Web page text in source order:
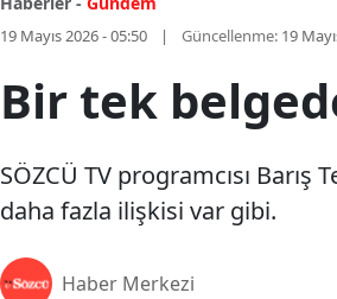
19 Mayıs 2026 - 05:50 Güncellenme: 19
Bir tek
SÖZCÜ TV programcısı
daha fazla ilişkisi var gibi.
Haber Merkezi